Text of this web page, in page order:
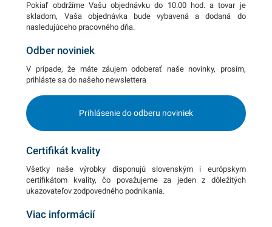
Pokiaľ obdržíme Vašu objednávku do 10.00 hod. a tovar je
skladom, Vaša objednávka bude vybavená a dodaná do
nasledujúceho pracovného dňa.
Odber noviniek
V prípade, že máte záujem odoberať naše novinky, prosím,
prihláste sa do našeho newslettera
Prihlásenie do odberu noviniek
Certifikát kvality
Všetky naše výrobky disponujú slovenským i európskym
certifikátom kvality, čo považujeme za jeden z dôležitých
ukazovateľov zodpovedného podnikania.
Viac informácií